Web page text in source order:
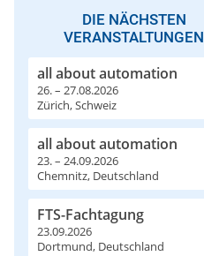
DIE NÄCHSTEN
VERANSTALTUNGEN
all about automation
26. – 27.08.2026
Zürich, Schweiz
all about automation
23. – 24.09.2026
Chemnitz, Deutschland
FTS-Fachtagung
23.09.2026
Dortmund, Deutschland